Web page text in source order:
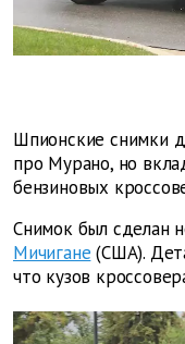
Шпионские снимки
про Мурано, но
бензиновых
Снимок был сделан
Мичигане (США).
что кузов